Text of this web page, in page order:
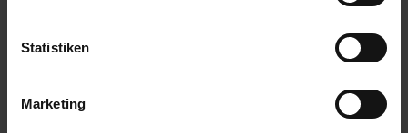
Statistiken
Marketing
Empfohlene max. Belastbarkeit: 50 kg
Jeder Tisch wurde in liebevoller Handarbeit gefertigt und
Holzschutz bietet die Schutzlackversiegelung der